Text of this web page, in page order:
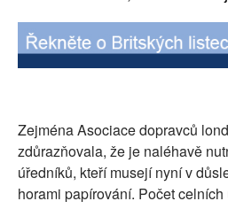
Zejména Asociace dopravců
zdůrazňovala, že je naléhavě
úředníků, kteří musejí nyní v
horami papírování. Počet